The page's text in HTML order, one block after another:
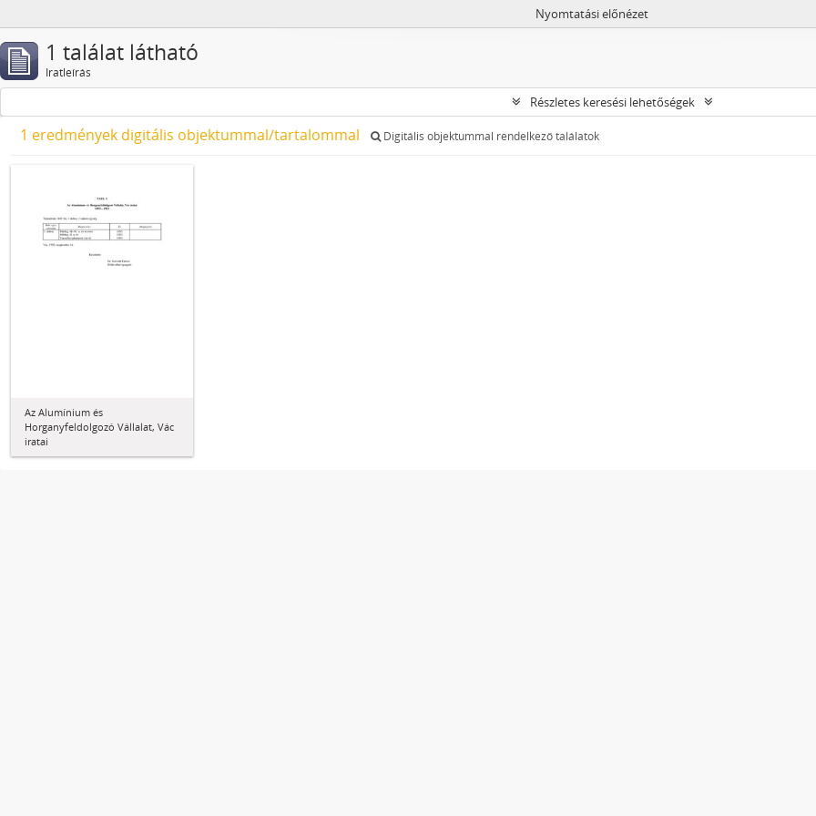
Nyomtatási előnézet
1 találat látható
Iratleírás
Részletes keresési lehetőségek
1 eredmények digitális objektummal/tartalommal Digitális objektummal rendelkező találatok
Az Alumínium és
Horganyfeldolgozó Vállalat, Vác
iratai